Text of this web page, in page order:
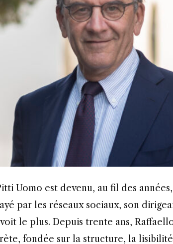
par les réseaux sociaux, son
voit le plus. Depuis trente ans,
fondée sur la structure, la